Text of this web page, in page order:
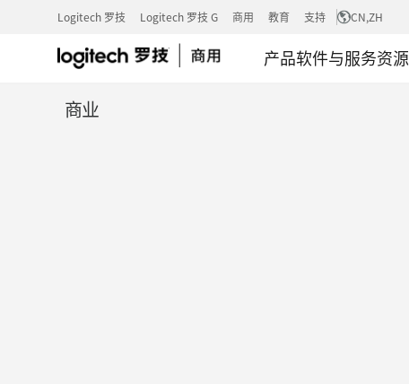
NATIONAL
INSTRUMENTS
Logitech 罗技 Logitech 罗技 G 商用 教育 支持 CN,ZH
产品软件与服务资源
商业